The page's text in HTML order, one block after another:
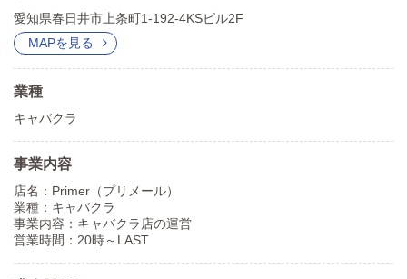
愛知県春日井市上条町1-192-4KSビル2F
MAPを見る
業種
キャバクラ
事業内容
店名：Primer（プリメール）
業種：キャバクラ
事業内容：キャバクラ店の運営
営業時間：20時～LAST